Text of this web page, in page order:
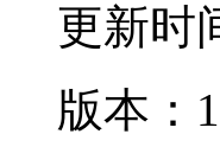
更新时
版本：